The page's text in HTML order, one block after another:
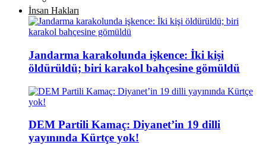
İnsan Hakları
Jandarma karakolunda işkence: İki kişi
öldürüldü; biri karakol bahçesine gömüldü
DEM Partili Kamaç: Diyanet’in 19 dilli
yayınında Kürtçe yok!